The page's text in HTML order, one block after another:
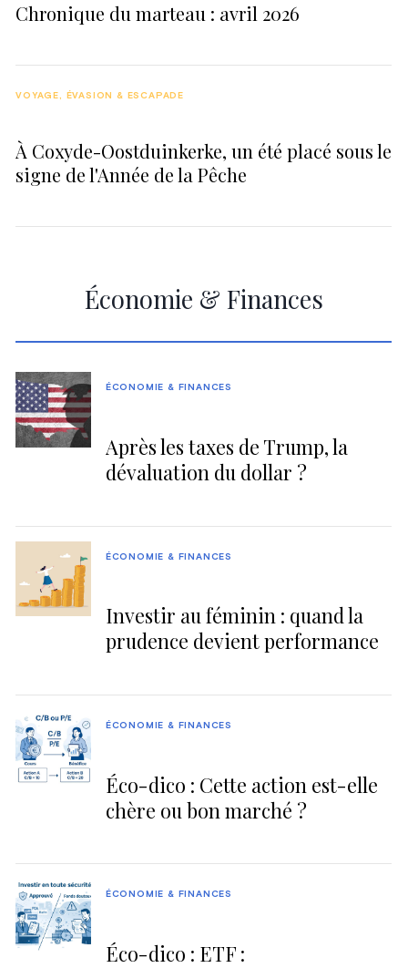
Chronique du marteau : avril 2026
À Coxyde-Oostduinkerke, un été placé sous le
signe de l'Année de la Pêche
VOYAGE, ÉVASION & ESCAPADE
Économie & Finances
Après les taxes de Trump, la
dévaluation du dollar ?
ÉCONOMIE & FINANCES
Investir au féminin : quand la
prudence devient performance
ÉCONOMIE & FINANCES
Éco-dico : Cette action est-elle
chère ou bon marché ?
ÉCONOMIE & FINANCES
Éco-dico : ETF :
ÉCONOMIE & FINANCES